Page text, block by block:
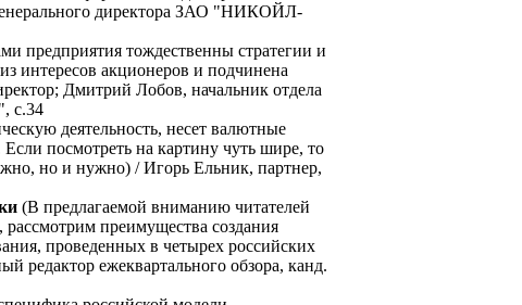
генерального директора ЗАО "НИКОЙЛ-
предприятия тождественны стратегии и
интересов акционеров и подчинена
Дмитрий Лобов, начальник отдела
с.34
деятельность, несет валютные
посмотреть на картину чуть шире, то
но и нужно) / Игорь Ельник, партнер,
(В предлагаемой вниманию читателей
преимущества создания
проведенных в четырех российских
редактор ежеквартального обзора, канд.